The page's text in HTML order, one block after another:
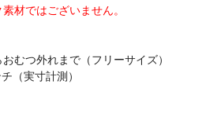
材ではございません。
むつ外れまで（フリーサイズ）
（実寸計測）